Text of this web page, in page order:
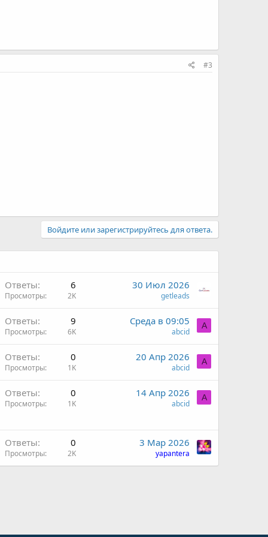
#3
Войдите или зарегистрируйтесь для ответа.
Ответы 6
Просмотры 2K
30 Июл 2026
getleads
Ответы 9
Просмотры 6K
Среда в 09:05
abcid
A
Ответы 0
Просмотры 1K
20 Апр 2026
abcid
A
Ответы 0
Просмотры 1K
14 Апр 2026
abcid
A
Ответы 0
Просмотры 2K
3 Мар 2026
yapantera